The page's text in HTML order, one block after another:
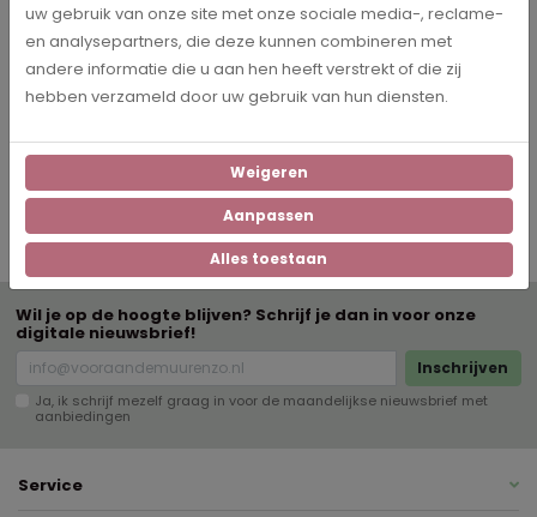
Schilder Willem Roelofs
Downloads
19mm-handleiding
27mm-handleiding
Wil je op de hoogte blijven? Schrijf je dan in voor onze
digitale nieuwsbrief!
Inschrijven
Ja, ik schrijf mezelf graag in voor de maandelijkse nieuwsbrief met
aanbiedingen
Service
uw gebruik van onze site met onze sociale media-, reclame-
en analysepartners, die deze kunnen combineren met
andere informatie die u aan hen heeft verstrekt of die zij
hebben verzameld door uw gebruik van hun diensten.
Weigeren
Aanpassen
Alles toestaan